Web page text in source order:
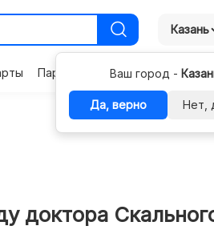
Казань
Ваш город -
Да, верно Нет,
Партнерам Контакты
доктора